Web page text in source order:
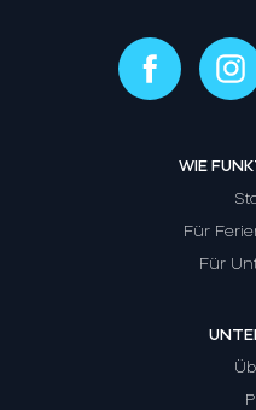
WIE
Für
Für